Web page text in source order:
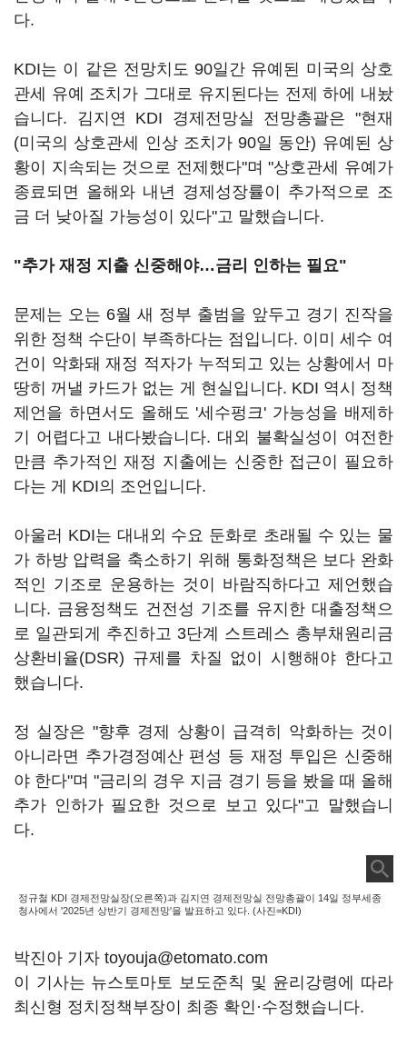
다.
KDI는 이 같은 전망치도 90일간 유예된 미국의 상호
관세 유예 조치가 그대로 유지된다는 전제 하에 내놨
습니다. 김지연 KDI 경제전망실 전망총괄은 "현재
(미국의 상호관세 인상 조치가 90일 동안) 유예된 상
황이 지속되는 것으로 전제했다"며 "상호관세 유예가
종료되면 올해와 내년 경제성장률이 추가적으로 조
금 더 낮아질 가능성이 있다"고 말했습니다.
"추가 재정 지출 신중해야…금리 인하는 필요"
문제는 오는 6월 새 정부 출범을 앞두고 경기 진작을
위한 정책 수단이 부족하다는 점입니다. 이미 세수 여
건이 악화돼 재정 적자가 누적되고 있는 상황에서 마
땅히 꺼낼 카드가 없는 게 현실입니다. KDI 역시 정책
제언을 하면서도 올해도 '세수펑크' 가능성을 배제하
기 어렵다고 내다봤습니다. 대외 불확실성이 여전한
만큼 추가적인 재정 지출에는 신중한 접근이 필요하
다는 게 KDI의 조언입니다.
아울러 KDI는 대내외 수요 둔화로 초래될 수 있는 물
가 하방 압력을 축소하기 위해 통화정책은 보다 완화
적인 기조로 운용하는 것이 바람직하다고 제언했습
니다. 금융정책도 건전성 기조를 유지한 대출정책으
로 일관되게 추진하고 3단계 스트레스 총부채원리금
상환비율(DSR) 규제를 차질 없이 시행해야 한다고
했습니다.
정 실장은 "향후 경제 상황이 급격히 악화하는 것이
아니라면 추가경정예산 편성 등 재정 투입은 신중해
야 한다"며 "금리의 경우 지금 경기 등을 봤을 때 올해
추가 인하가 필요한 것으로 보고 있다"고 말했습니
다.
정규철 KDI 경제전망실장(오른쪽)과 김지연 경제전망실 전망총괄이 14일 정부세종
청사에서 '2025년 상반기 경제전망'을 발표하고 있다. (사진=KDI)
박진아 기자 toyouja@etomato.com
이 기사는 뉴스토마토 보도준칙 및 윤리강령에 따라
최신형 정치정책부장이 최종 확인·수정했습니다.